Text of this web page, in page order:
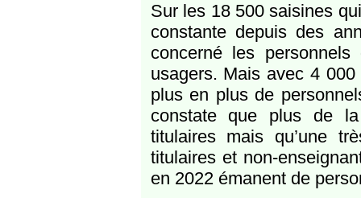
Sur les 18 500 saisines
constante depuis des
concerné les
usagers. Mais avec 4
plus en plus de
constate que plus de la
titulaires mais qu’une
titulaires et non-
en 2022 émanent de